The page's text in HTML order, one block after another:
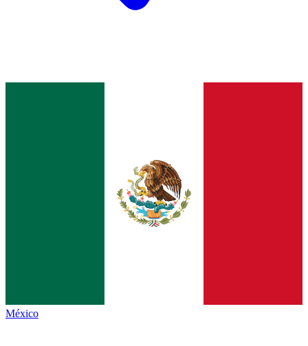
México